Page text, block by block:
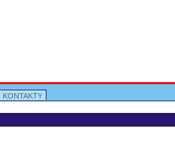
KONTAKTY
Osobní
nástroje